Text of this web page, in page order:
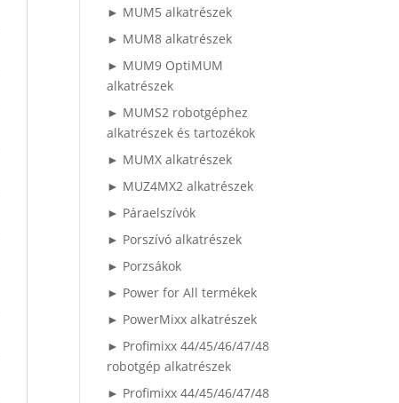
► MUM5 alkatrészek
► MUM8 alkatrészek
► MUM9 OptiMUM
alkatrészek
► MUMS2 robotgéphez
alkatrészek és tartozékok
► MUMX alkatrészek
► MUZ4MX2 alkatrészek
► Páraelszívók
► Porszívó alkatrészek
► Porzsákok
► Power for All termékek
► PowerMixx alkatrészek
► Profimixx 44/45/46/47/48
robotgép alkatrészek
► Profimixx 44/45/46/47/48